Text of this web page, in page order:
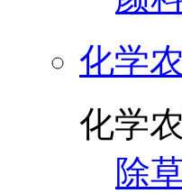
化学
化学
除